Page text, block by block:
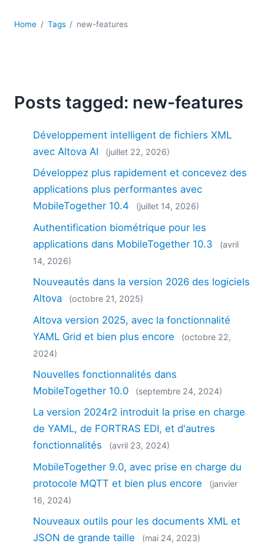
Home Tags new-features
Posts tagged: new-features
Développement intelligent de fichiers XML
avec Altova AI
(juillet 22, 2026)
Développez plus rapidement et concevez des
applications plus performantes avec
MobileTogether 10.4
(juillet 14, 2026)
Authentification biométrique pour les
applications dans MobileTogether 10.3
(avril
14, 2026)
Nouveautés dans la version 2026 des logiciels
Altova
(octobre 21, 2025)
Altova version 2025, avec la fonctionnalité
YAML Grid et bien plus encore
(octobre 22,
2024)
Nouvelles fonctionnalités dans
MobileTogether 10.0
(septembre 24, 2024)
La version 2024r2 introduit la prise en charge
de YAML, de FORTRAS EDI, et d'autres
fonctionnalités
(avril 23, 2024)
MobileTogether 9.0, avec prise en charge du
protocole MQTT et bien plus encore
(janvier
16, 2024)
Nouveaux outils pour les documents XML et
JSON de grande taille
(mai 24, 2023)